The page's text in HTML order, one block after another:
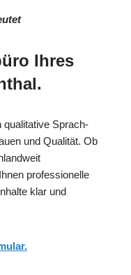
Ihres
qualitative Sprach-
und Qualität. Ob
professionelle
klar und